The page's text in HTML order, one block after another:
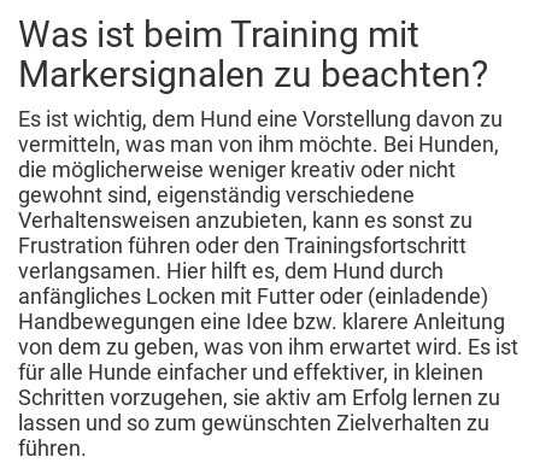
Was ist beim Training mit
Markersignalen zu beachten?
Es ist wichtig, dem Hund eine Vorstellung davon zu
vermitteln, was man von ihm möchte. Bei Hunden,
die möglicherweise weniger kreativ oder nicht
gewohnt sind, eigenständig verschiedene
Verhaltensweisen anzubieten, kann es sonst zu
Frustration führen oder den Trainingsfortschritt
verlangsamen. Hier hilft es, dem Hund durch
anfängliches Locken mit Futter oder (einladende)
Handbewegungen eine Idee bzw. klarere Anleitung
von dem zu geben, was von ihm erwartet wird. Es ist
für alle Hunde einfacher und effektiver, in kleinen
Schritten vorzugehen, sie aktiv am Erfolg lernen zu
lassen und so zum gewünschten Zielverhalten zu
führen.